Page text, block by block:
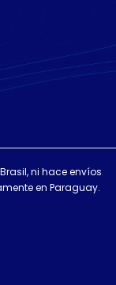
ni hace envíos
en Paraguay.